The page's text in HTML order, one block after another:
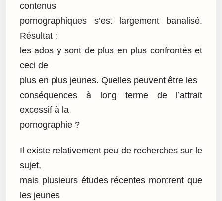
contenus
pornographiques s’est largement banalisé.
Résultat :
les ados y sont de plus en plus confrontés et
ceci de
plus en plus jeunes. Quelles peuvent être les
conséquences à long terme de l’attrait
excessif à la
pornographie ?
Il existe relativement peu de recherches sur le
sujet,
mais plusieurs études récentes montrent que
les jeunes